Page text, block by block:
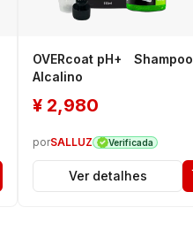
OVERcoat pH+ Shampoo
Alcalino
¥ 2,980
porSALLUZ Verificada
Ver detalhes